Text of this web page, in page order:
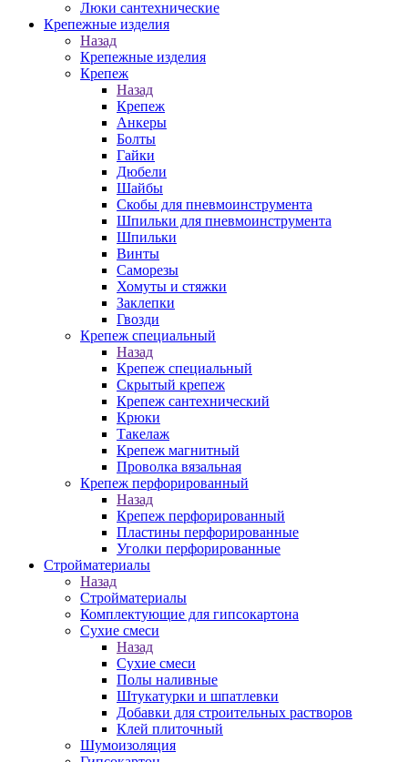
Люки сантехнические
Крепежные изделия
Назад
Крепежные изделия
Крепеж
Назад
Крепеж
Анкеры
Болты
Гайки
Дюбели
Шайбы
Скобы для пневмоинструмента
Шпильки для пневмоинструмента
Шпильки
Винты
Саморезы
Хомуты и стяжки
Заклепки
Гвозди
Крепеж специальный
Назад
Крепеж специальный
Скрытый крепеж
Крепеж сантехнический
Крюки
Такелаж
Крепеж магнитный
Проволка вязальная
Крепеж перфорированный
Назад
Крепеж перфорированный
Пластины перфорированные
Уголки перфорированные
Стройматериалы
Назад
Стройматериалы
Комплектующие для гипсокартона
Сухие смеси
Назад
Сухие смеси
Полы наливные
Штукатурки и шпатлевки
Добавки для строительных растворов
Клей плиточный
Шумоизоляция